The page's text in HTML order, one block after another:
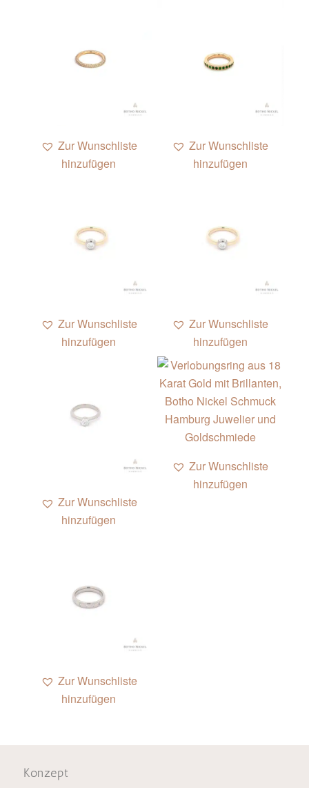
Zur Wunschliste
hinzufügen
Zur Wunschliste
hinzufügen
Zur Wunschliste
hinzufügen
Zur Wunschliste
hinzufügen
Zur Wunschliste
hinzufügen
Zur Wunschliste
hinzufügen
Zur Wunschliste
hinzufügen
Konzept